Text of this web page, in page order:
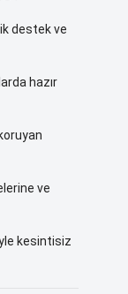
destek ve
hazır
ve
kesintisiz